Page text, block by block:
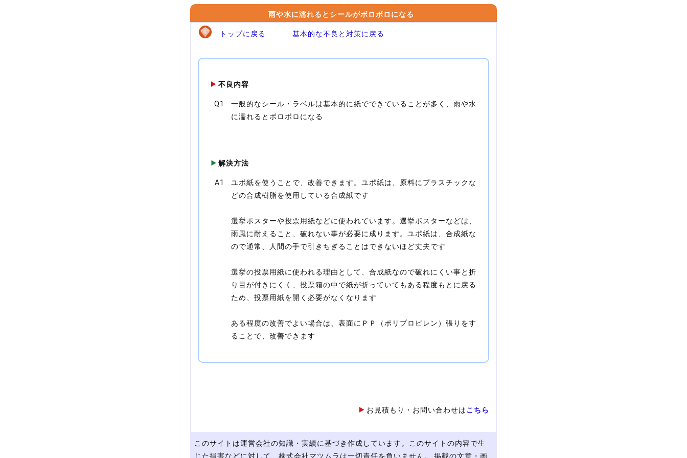
雨や水に濡れるとシールがボロボロになる
トップに戻る 基本的な不良と対策に戻る
不良内容
Q1
一般的なシール・ラベルは基本的に紙でできていることが多く、雨や水
に濡れるとボロボロになる
解決方法
A1
ユポ紙を使うことで、改善できます。ユポ紙は、原料にプラスチックな
どの合成樹脂を使用している合成紙です
選挙ポスターや投票用紙などに使われています。選挙ポスターなどは、
雨風に耐えること、破れない事が必要に成ります。ユポ紙は、合成紙な
ので通常、人間の手で引きちぎることはできないほど丈夫です
選挙の投票用紙に使われる理由として、合成紙なので破れにくい事と折
り目が付きにくく、投票箱の中で紙が折っていてもある程度もとに戻る
ため、投票用紙を開く必要がなくなります
ある程度の改善でよい場合は、表面にＰＰ（ポリプロピレン）張りをす
ることで、改善できます
お見積もり・お問い合わせはこちら
このサイトは運営会社の知識・実績に基づき作成しています。このサイトの内容で生
じた損害などに対して、株式会社マツムラは一切責任を負いません。 掲載の文章・画